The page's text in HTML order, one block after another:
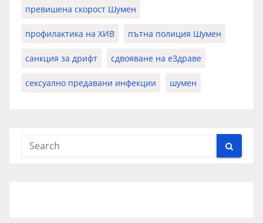
превишена скорост Шумен
профилактика на ХИВ пътна полиция Шумен
санкция за дрифт сдвояване на еЗдраве
сексуално предавани инфекции шумен